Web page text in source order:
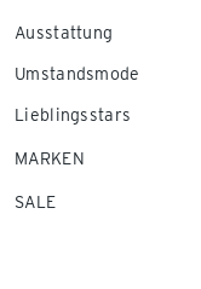
Ausstattung
Umstandsmode
Lieblingsstars
MARKEN
SALE